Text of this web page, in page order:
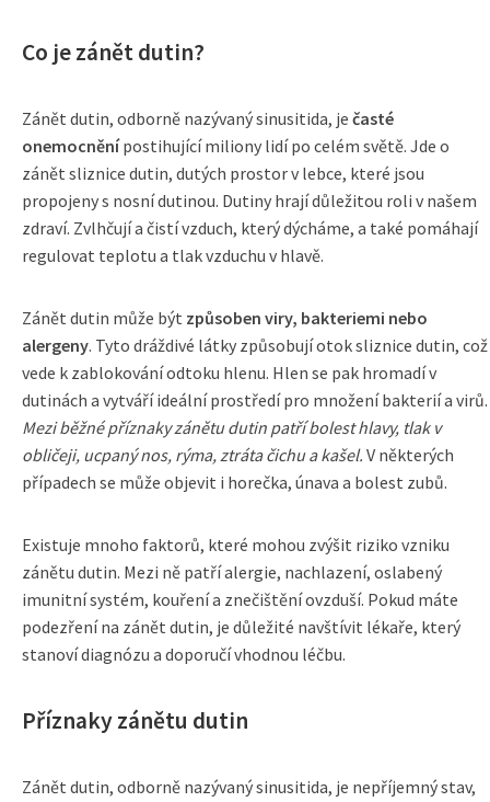
Co je zánět dutin?
Zánět dutin, odborně nazývaný sinusitida, je časté
onemocněnípostihující miliony lidí po celém světě. Jde o
zánět sliznice dutin, dutých prostor v lebce, které jsou
propojeny s nosní dutinou. Dutiny hrají důležitou roli v našem
zdraví. Zvlhčují a čistí vzduch, který dýcháme, a také pomáhají
regulovat teplotu a tlak vzduchu v hlavě.
Zánět dutin může být způsoben viry, bakteriemi nebo
alergeny. Tyto dráždivé látky způsobují otok sliznice dutin, což
vede k zablokování odtoku hlenu. Hlen se pak hromadí v
dutinách a vytváří ideální prostředí pro množení bakterií a virů.
Mezi běžné příznaky zánětu dutin patří bolest hlavy, tlak v
obličeji, ucpaný nos, rýma, ztráta čichu a kašel. V některých
případech se může objevit i horečka, únava a bolest zubů.
Existuje mnoho faktorů, které mohou zvýšit riziko vzniku
zánětu dutin. Mezi ně patří alergie, nachlazení, oslabený
imunitní systém, kouření a znečištění ovzduší. Pokud máte
podezření na zánět dutin, je důležité navštívit lékaře, který
stanoví diagnózu a doporučí vhodnou léčbu.
Příznaky zánětu dutin
Zánět dutin, odborně nazývaný sinusitida, je nepříjemný stav,